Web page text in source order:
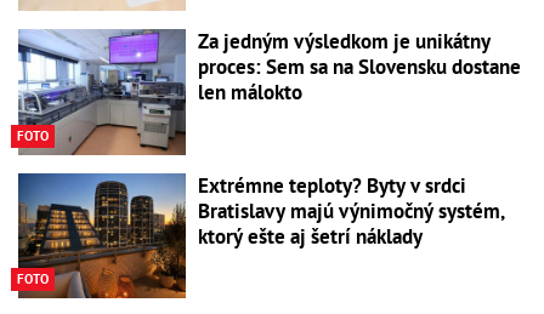
FOTO
Za jedným výsledkom je unikátny
proces: Sem sa na Slovensku dostane
len málokto
FOTO
Extrémne teploty? Byty v srdci
Bratislavy majú výnimočný systém,
ktorý ešte aj šetrí náklady